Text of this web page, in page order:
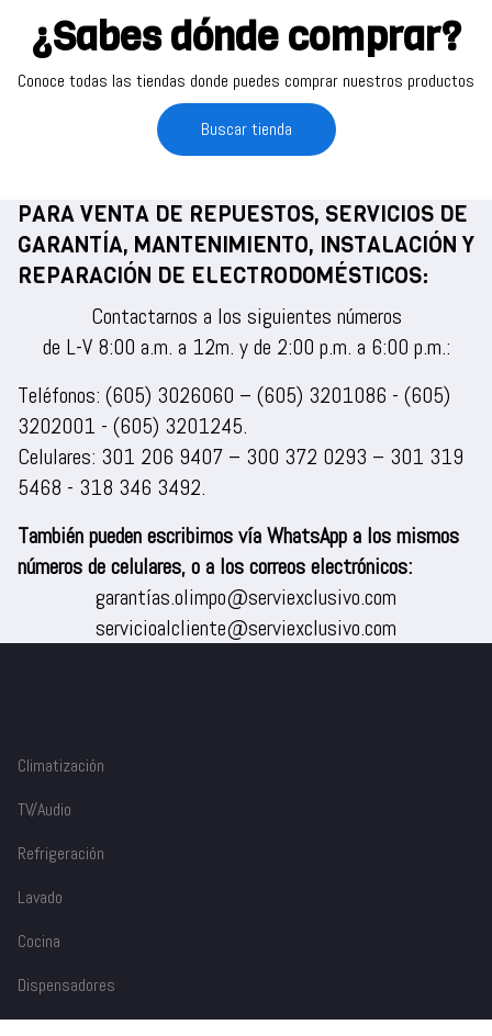
¿Sabes dónde comprar?
Conoce todas las tiendas donde puedes comprar nuestros productos
Buscar tienda
PARA VENTA DE REPUESTOS, SERVICIOS DE
GARANTÍA, MANTENIMIENTO, INSTALACIÓN Y
REPARACIÓN DE ELECTRODOMÉSTICOS:
Contactarnos a los siguientes números
de L-V 8:00 a.m. a 12m. y de 2:00 p.m. a 6:00 p.m.:
Teléfonos: (605) 3026060 – (605) 3201086 - (605)
3202001 - (605) 3201245.
Celulares: 301 206 9407 – 300 372 0293 – 301 319
5468 - 318 346 3492.
También pueden escribirnos vía WhatsApp a los mismos
números de celulares, o a los correos electrónicos:
garantías.olimpo@serviexclusivo.com
servicioalcliente@serviexclusivo.com
Climatización
TV/Audio
Refrigeración
Lavado
Cocina
Dispensadores